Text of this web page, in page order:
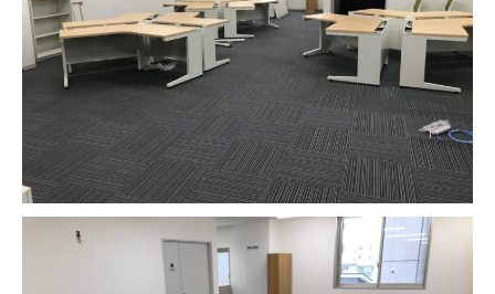
ホーム
サービスメニュー
施工事例
オフィスづくりブログ